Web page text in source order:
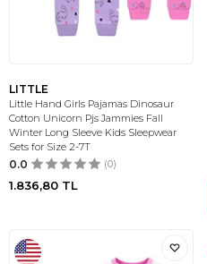
LITTLE
Little Hand Girls Pajamas Dinosaur
Cotton Unicorn Pjs Jammies Fall
Winter Long Sleeve Kids Sleepwear
Sets for Size 2-7T
0.0 (0)
1.836,80 TL